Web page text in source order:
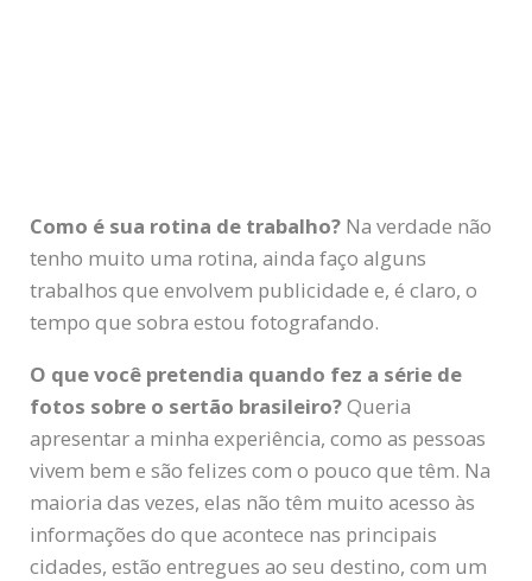
Como é sua rotina de trabalho? Na verdade não
tenho muito uma rotina, ainda faço alguns
trabalhos que envolvem publicidade e, é claro, o
tempo que sobra estou fotografando.
O que você pretendia quando fez a série de
fotos sobre o sertão brasileiro?Queria
apresentar a minha experiência, como as pessoas
vivem bem e são felizes com o pouco que têm. Na
maioria das vezes, elas não têm muito acesso às
informações do que acontece nas principais
cidades, estão entregues ao seu destino, com um